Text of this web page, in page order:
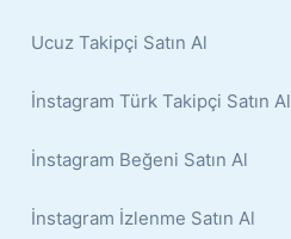
Ucuz Takipçi Satın Al
İnstagram Türk Takipçi Satın Al
İnstagram Beğeni Satın Al
İnstagram İzlenme Satın Al